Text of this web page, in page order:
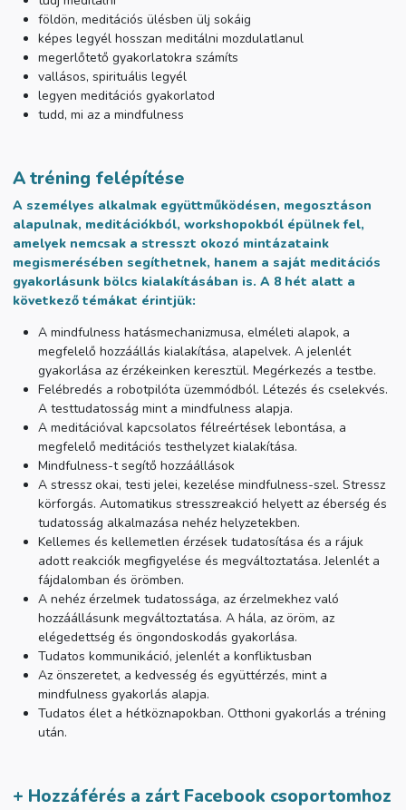
földön, meditációs ülésben ülj sokáig
képes legyél hosszan meditálni mozdulatlanul
megerlőtető gyakorlatokra számíts
vallásos, spirituális legyél
legyen meditációs gyakorlatod
tudd, mi az a mindfulness
A tréning felépítése
A személyes alkalmak együttműködésen, megosztáson
alapulnak, meditációkból, workshopokból épülnek fel,
amelyek nemcsak a stresszt okozó mintázataink
megismerésében segíthetnek, hanem a saját meditációs
gyakorlásunk bölcs kialakításában is. A 8 hét alatt a
következő témákat érintjük:
A mindfulness hatásmechanizmusa, elméleti alapok, a
megfelelő hozzáállás kialakítása, alapelvek. A jelenlét
gyakorlása az érzékeinken keresztül. Megérkezés a testbe.
Felébredés a robotpilóta üzemmódból. Létezés és cselekvés.
A testtudatosság mint a mindfulness alapja.
A meditációval kapcsolatos félreértések lebontása, a
megfelelő meditációs testhelyzet kialakítása.
Mindfulness-t segítő hozzáállások
A stressz okai, testi jelei, kezelése mindfulness-szel. Stressz
körforgás. Automatikus stresszreakció helyett az éberség és
tudatosság alkalmazása nehéz helyzetekben.
Kellemes és kellemetlen érzések tudatosítása és a rájuk
adott reakciók megfigyelése és megváltoztatása. Jelenlét a
fájdalomban és örömben.
A nehéz érzelmek tudatossága, az érzelmekhez való
hozzáállásunk megváltoztatása. A hála, az öröm, az
elégedettség és öngondoskodás gyakorlása.
Tudatos kommunikáció, jelenlét a konfliktusban
Az önszeretet, a kedvesség és együttérzés, mint a
mindfulness gyakorlás alapja.
Tudatos élet a hétköznapokban. Otthoni gyakorlás a tréning
után.
+ Hozzáférés a zárt Facebook csoportomhoz